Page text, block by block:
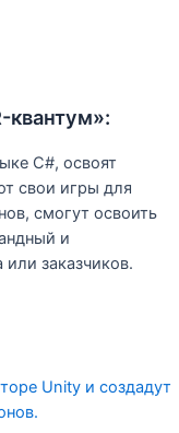
квантум»:
C#, освоят
свои игры для
смогут освоить
и
заказчиков.
Unity и создадут